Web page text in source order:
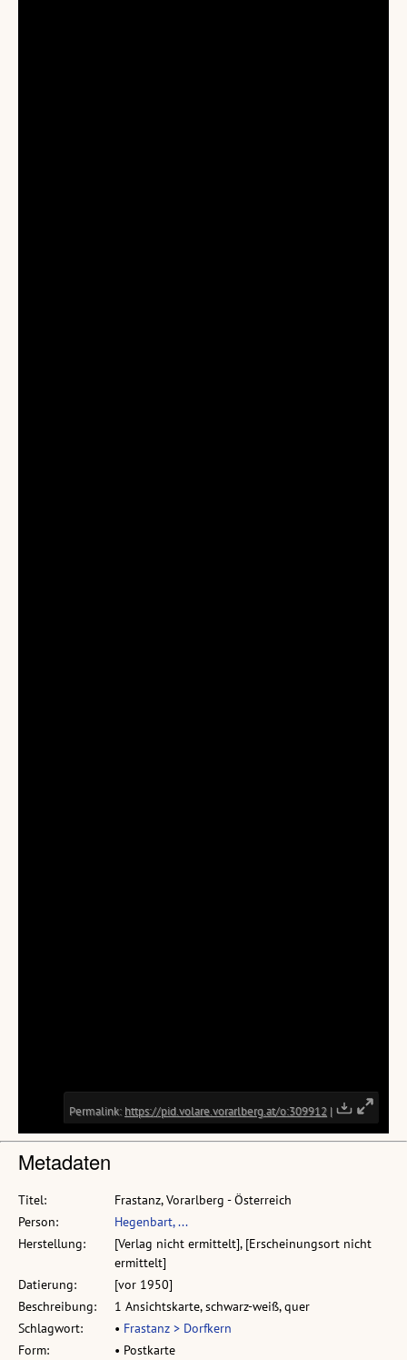
Metadaten
Titel:
Frastanz, Vorarlberg - Österreich
Person:
Hegenbart, ...
Herstellung:
[Verlag nicht ermittelt], [Erscheinungsort nicht
ermittelt]
Datierung:
[vor 1950]
Beschreibung:
1 Ansichtskarte, schwarz-weiß, quer
Schlagwort:
• Frastanz > Dorfkern
Form:
• Postkarte